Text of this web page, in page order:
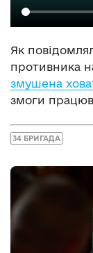
Як
противника
змушена
змоги
34 БРИГАДА